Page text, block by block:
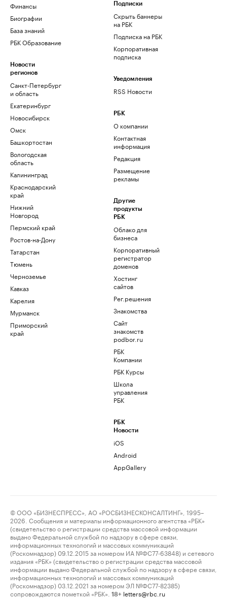
Финансы
Биографии
База знаний
РБК Образование
Новости
регионов
Санкт-Петербург
и область
Екатеринбург
Новосибирск
Омск
Башкортостан
Вологодская
область
Калининград
Краснодарский
край
Нижний
Новгород
Пермский край
Ростов-на-Дону
Татарстан
Тюмень
Черноземье
Кавказ
Карелия
Мурманск
Приморский
край
Подписки
Скрыть баннеры
на РБК
Подписка на РБК
Корпоративная
подписка
Уведомления
RSS Новости
РБК
О компании
Контактная
информация
Редакция
Размещение
рекламы
Другие
продукты
РБК
Облако для
бизнеса
Корпоративный
регистратор
доменов
Хостинг
сайтов
Рег.решения
Знакомства
Сайт
знакомств
podbor.ru
РБК
Компании
РБК Курсы
Школа
управления
РБК
РБК
Новости
iOS
Android
AppGallery
© ООО «БИЗНЕСПРЕСС», АО «РОСБИЗНЕСКОНСАЛТИНГ», 1995–
2026. Сообщения и материалы информационного агентства «РБК»
(свидетельство о регистрации средства массовой информации
выдано Федеральной службой по надзору в сфере связи,
информационных технологий и массовых коммуникаций
(Роскомнадзор) 09.12.2015 за номером ИА №ФС77-63848) и сетевого
издания «РБК» (свидетельство о регистрации средства массовой
информации выдано Федеральной службой по надзору в сфере связи,
информационных технологий и массовых коммуникаций
(Роскомнадзор) 03.12.2021 за номером ЭЛ №ФС77-82385)
сопровождаются пометкой «РБК».
18+ letters@rbc.ru